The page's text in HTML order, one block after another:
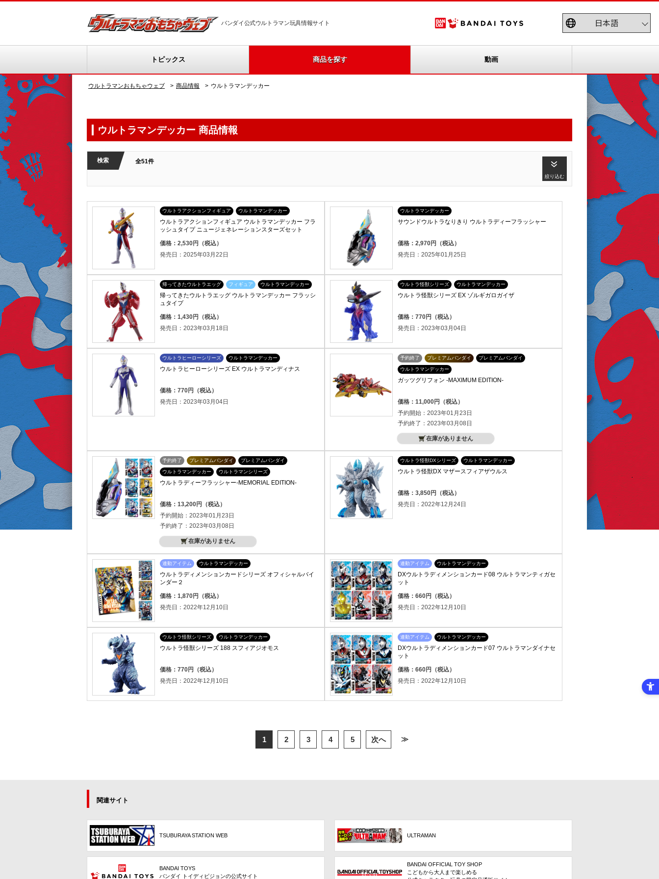
バンダイ公式ウルトラマン玩具情報サイト
トピックス 商品を探す 動画
ウルトラマンおもちゃウェブ 商品情報 ウルトラマンデッカー
ウルトラマンデッカー 商品情報
検索 全51件
絞り込む
ウルトラアクションフィギュア ウルトラマンデッカー
ウルトラアクションフィギュア ウルトラマンデッカー フラ
ッシュタイプ ニュージェネレーションスターズセット
価格：2,530円（税込）
発売日：2025年03月22日
ウルトラマンデッカー
サウンドウルトラなりきり ウルトラディーフラッシャー
価格：2,970円（税込）
発売日：2025年01月25日
帰ってきたウルトラエッグ フィギュア ウルトラマンデッカー
帰ってきたウルトラエッグ ウルトラマンデッカー フラッシ
ュタイプ
価格：1,430円（税込）
発売日：2023年03月18日
ウルトラ怪獣シリーズ ウルトラマンデッカー
ウルトラ怪獣シリーズ EX ゾルギガロガイザ
価格：770円（税込）
発売日：2023年03月04日
ウルトラヒーローシリーズ ウルトラマンデッカー
ウルトラヒーローシリーズ EX ウルトラマンディナス
価格：770円（税込）
発売日：2023年03月04日
予約終了 プレミアムバンダイ プレミアムバンダイ
ウルトラマンデッカー
ガッツグリフォン -MAXIMUM EDITION-
価格：11,000円（税込）
予約開始：2023年01月23日
予約終了：2023年03月08日
在庫がありません
予約終了 プレミアムバンダイ プレミアムバンダイ
ウルトラマンデッカー ウルトラマンシリーズ
ウルトラディーフラッシャー-MEMORIAL EDITION-
価格：13,200円（税込）
予約開始：2023年01月23日
予約終了：2023年03月08日
在庫がありません
ウルトラ怪獣DXシリーズ ウルトラマンデッカー
ウルトラ怪獣DX マザースフィアザウルス
価格：3,850円（税込）
発売日：2022年12月24日
連動アイテム ウルトラマンデッカー
ウルトラディメンションカードシリーズ オフィシャルバイ
ンダー２
価格：1,870円（税込）
発売日：2022年12月10日
連動アイテム ウルトラマンデッカー
DXウルトラディメンションカード08 ウルトラマンティガセ
ット
価格：660円（税込）
発売日：2022年12月10日
ウルトラ怪獣シリーズ ウルトラマンデッカー
ウルトラ怪獣シリーズ 188 スフィアジオモス
価格：770円（税込）
発売日：2022年12月10日
連動アイテム ウルトラマンデッカー
DXウルトラディメンションカード07 ウルトラマンダイナセ
ット
価格：660円（税込）
発売日：2022年12月10日
1 2 3 4 5 次へ ≫
関連サイト
TSUBURAYA STATION WEB ULTRAMAN
BANDAI TOYS
バンダイ トイディビジョンの公式サイト
BANDAI OFFICIAL TOY SHOP
こどもから大人まで楽しめる